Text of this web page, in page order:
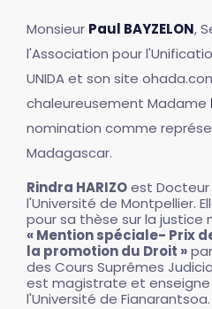
Monsieur Paul BAYZELON,
l'Association pour
UNIDA et son site
chaleureusement Madame
nomination comme
Madagascar.
Rindra HARIZOest Docteur
l'Université de Montpellier.
pour sa thèse sur la justice
« Mention spéciale- Prix
la promotion du Droit »
des Cours Suprêmes
est magistrate et
l'Université de Fianarantsoa.